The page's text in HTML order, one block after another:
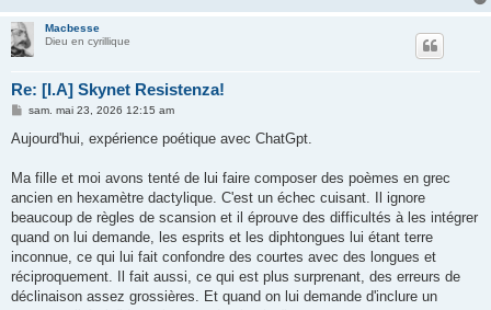
Macbesse
Dieu en cyrillique
Re: [I.A] Skynet Resistenza!
M
s
s
g
sam. mai 23, 2026 12:15 am
Aujourd'hui, expérience poétique avec ChatGpt.
Ma fille et moi avons tenté de lui faire composer des poèmes en grec
ancien en hexamètre dactylique. C'est un échec cuisant. Il ignore
beaucoup de règles de scansion et il éprouve des difficultés à les intégrer
quand on lui demande, les esprits et les diphtongues lui étant terre
inconnue, ce qui lui fait confondre des courtes avec des longues et
réciproquement. Il fait aussi, ce qui est plus surprenant, des erreurs de
déclinaison assez grossières. Et quand on lui demande d'inclure un